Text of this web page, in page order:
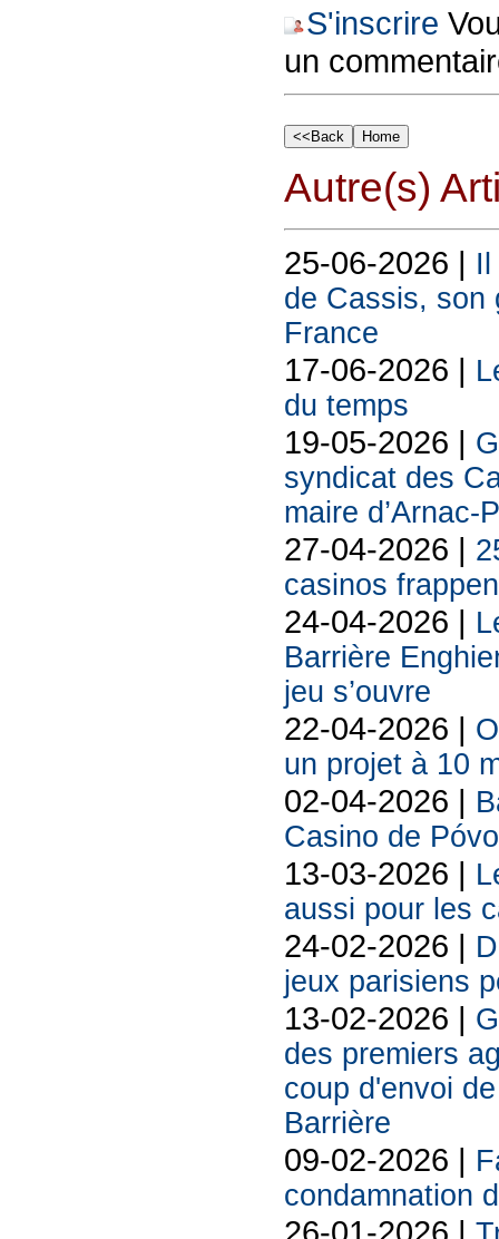
S'inscrire
un
Autre(s)
25-06-2026 | Il
de Cassis, son
France
17-06-2026 |
du temps
19-05-2026 |
syndicat des
maire d’Arnac-
27-04-2026 |
casinos
24-04-2026 |
Barrière
jeu s’ouvre
22-04-2026 |
un projet à 10
02-04-2026 |
Casino de
13-03-2026 |
aussi pour les
24-02-2026 |
jeux parisiens
13-02-2026 |
des premiers
coup d'envoi
Barrière
09-02-2026 |
condamnation